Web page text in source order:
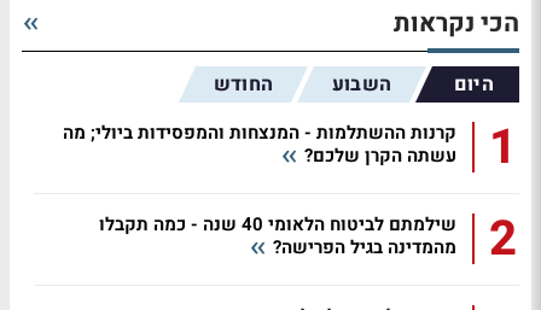
הכי נקראות
היום השבוע החודש
1
קרנות ההשתלמות - המנצחות והמפסידות ביולי; מה
עשתה הקרן שלכם?
2
שילמתם לביטוח הלאומי 40 שנה - כמה תקבלו
מהמדינה בגיל הפרישה?